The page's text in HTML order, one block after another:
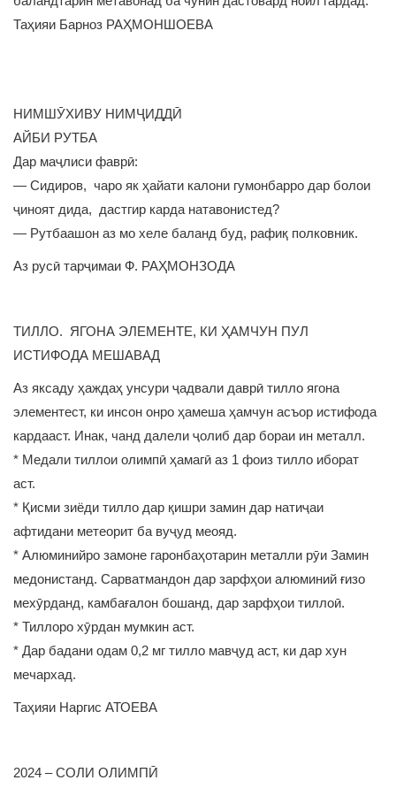
Таҳияи Барноз РАҲМОНШОЕВА
НИМШӮХИВУ НИМҶИДДӢ
АЙБИ РУТБА
Дар маҷлиси фаврӣ:
— Сидиров, чаро як ҳайати калони гумонбарро дар болои
ҷиноят дида, дастгир карда натавонистед?
— Рутбаашон аз мо хеле баланд буд, рафиқ полковник.
Аз русӣ тарҷимаи Ф. РАҲМОНЗОДА
ТИЛЛО. ЯГОНА ЭЛЕМЕНТЕ, КИ ҲАМЧУН ПУЛ
ИСТИФОДА МЕШАВАД
Аз яксаду ҳаждаҳ унсури ҷадвали даврӣ тилло ягона
элементест, ки инсон онро ҳамеша ҳамчун асъор истифода
кардааст. Инак, чанд далели ҷолиб дар бораи ин металл.
* Медали тиллои олимпӣ ҳамагӣ аз 1 фоиз тилло иборат
аст.
* Қисми зиёди тилло дар қишри замин дар натиҷаи
афтидани метеорит ба вуҷуд меояд.
* Алюминийро замоне гаронбаҳотарин металли рӯи Замин
медонистанд. Сарватмандон дар зарфҳои алюминий ғизо
мехӯрданд, камбағалон бошанд, дар зарфҳои тиллоӣ.
* Тиллоро хӯрдан мумкин аст.
* Дар бадани одам 0,2 мг тилло мавҷуд аст, ки дар хун
мечархад.
Таҳияи Наргис АТОЕВА
2024 – СОЛИ ОЛИМПӢ